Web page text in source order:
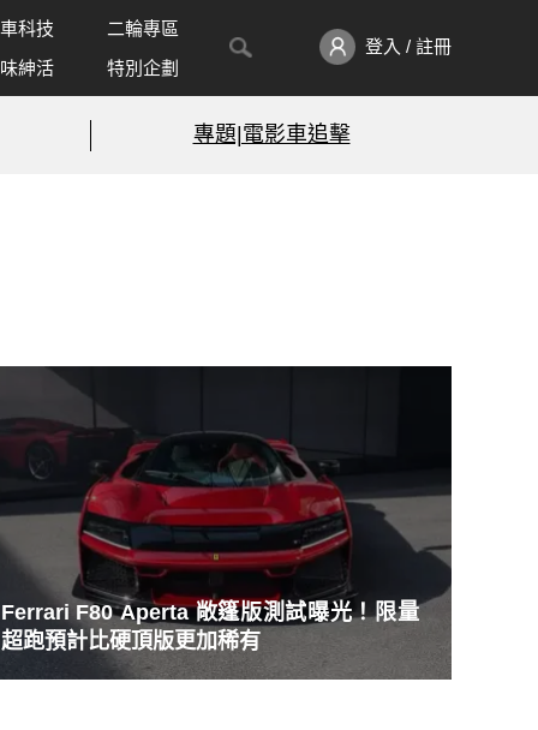
科技
二輪專區
紳活
特別企劃
登入 / 註冊
專題|電影車追擊
Ferrari F80 Aperta 敞篷版測試曝光！限量
超跑預計比硬頂版更加稀有